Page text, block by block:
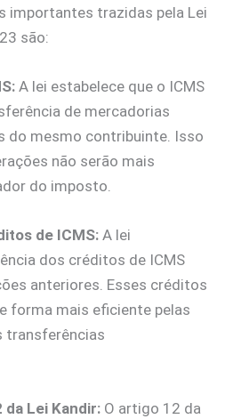
importantes trazidas pela Lei
são:
A lei estabelece que o ICMS
de mercadorias
do mesmo contribuinte. Isso
não serão mais
do imposto.
de ICMS: A lei
dos créditos de ICMS
anteriores. Esses créditos
forma mais eficiente pelas
transferências
Lei Kandir: O artigo 12 da